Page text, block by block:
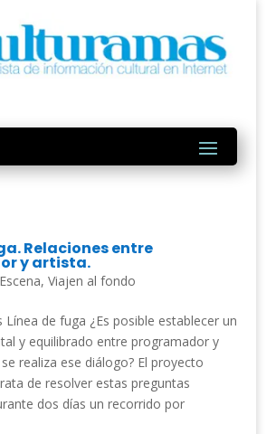
Relaciones entre
y artista.
Escena, Viajen al fondo
de fuga ¿Es posible establecer un
y equilibrado entre programador y
realiza ese diálogo? El proyecto
de resolver estas preguntas
dos días un recorrido por